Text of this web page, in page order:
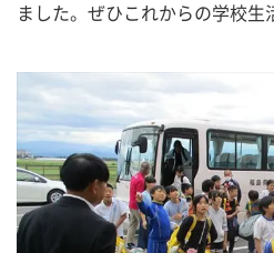
ました。ぜひこれからの学校生